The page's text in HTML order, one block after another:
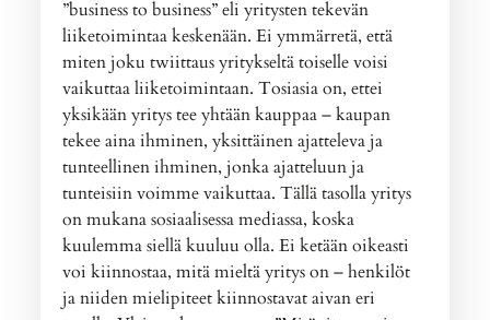
”business to business” eli yritysten tekevän
liiketoimintaa keskenään. Ei ymmärretä, että
miten joku twiittaus yritykseltä toiselle voisi
vaikuttaa liiketoimintaan. Tosiasia on, ettei
yksikään yritys tee yhtään kauppaa – kaupan
tekee aina ihminen, yksittäinen ajatteleva ja
tunteellinen ihminen, jonka ajatteluun ja
tunteisiin voimme vaikuttaa. Tällä tasolla yritys
on mukana sosiaalisessa mediassa, koska
kuulemma siellä kuuluu olla. Ei ketään oikeasti
voi kiinnostaa, mitä mieltä yritys on – henkilöt
ja niiden mielipiteet kiinnostavat aivan eri